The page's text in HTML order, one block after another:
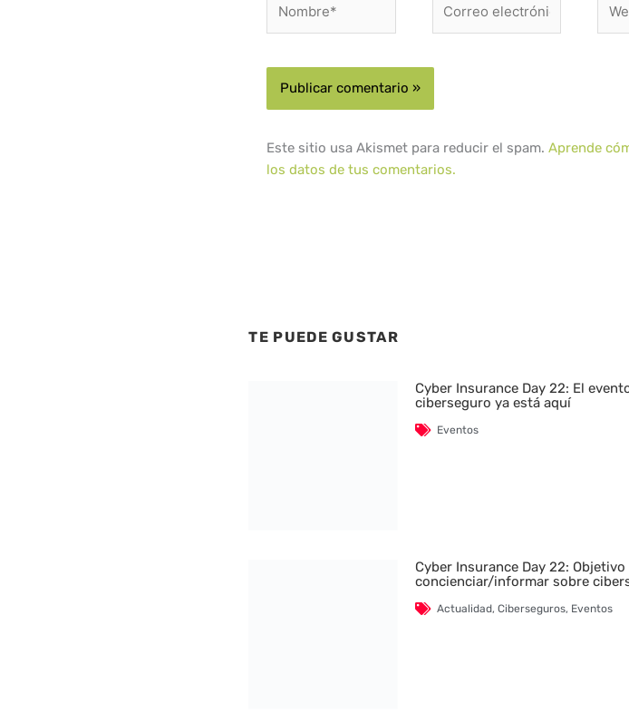
electrónico*
Este sitio usa Akismet para reducir el spam.Aprende
los datos de tus comentarios.
TE PUEDE GUSTAR
Cyber Insurance Day 22: El
ciberseguro ya está aquí
Eventos
Cyber Insurance Day 22: Objetivo
concienciar/informar sobre
Actualidad, Ciberseguros, Eventos